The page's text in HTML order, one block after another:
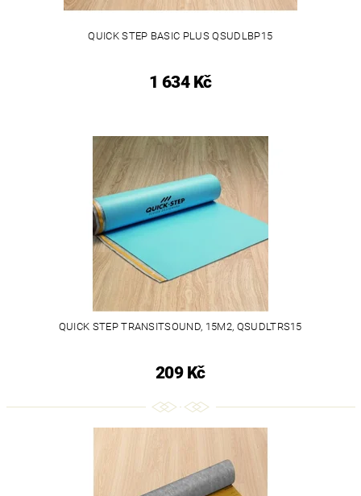
QUICK STEP BASIC PLUS QSUDLBP15
1 634 Kč
QUICK STEP TRANSITSOUND, 15M2, QSUDLTRS15
209 Kč